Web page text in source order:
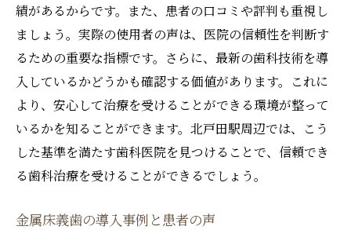
治療中に注意すべきリスクとその対策
患者のライフスタイルに合わせた治療提案
金属床義歯で健康的な口腔環境を手に入れるコ
ツ
金属床義歯のメンテナンスガイド
プロが教えるセルフケアのポイント
口腔環境改善のための食生活の見直し
績があるからです。また、患者の口コミや評判も重視し
ましょう。実際の使用者の声は、医院の信頼性を判断す
るための重要な指標です。さらに、最新の歯科技術を導
入しているかどうかも確認する価値があります。これに
より、安心して治療を受けることができる環境が整って
いるかを知ることができます。北戸田駅周辺では、こう
した基準を満たす歯科医院を見つけることで、信頼でき
る歯科治療を受けることができるでしょう。
金属床義歯の導入事例と患者の声